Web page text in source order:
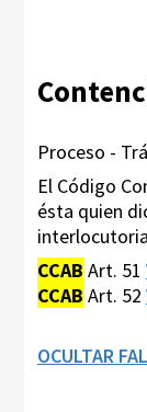
Proceso -
El Código
ésta quien
CCAB Art. 51
CCAB Art. 52
OCULTAR